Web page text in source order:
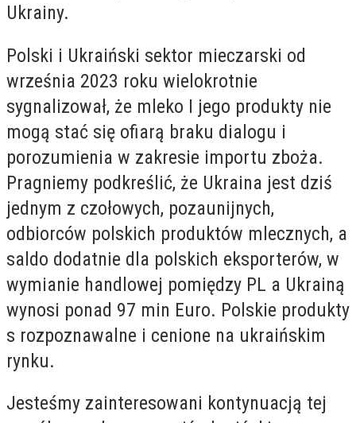
Ukrainy.
Polski i Ukraiński sektor mieczarski od
września 2023 roku wielokrotnie
sygnalizował, że mleko I jego produkty nie
mogą stać się ofiarą braku dialogu i
porozumienia w zakresie importu zboża.
Pragniemy podkreślić, że Ukraina jest dziś
jednym z czołowych, pozaunijnych,
odbiorców polskich produktów mlecznych, a
saldo dodatnie dla polskich eksporterów, w
wymianie handlowej pomiędzy PL a Ukrainą
wynosi ponad 97 min Euro. Polskie produkty
s rozpoznawalne i cenione na ukraińskim
rynku.
Jesteśmy zainteresowani kontynuacją tej